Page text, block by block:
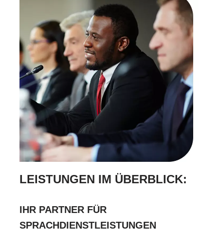
LEISTUNGEN IM ÜBERBLICK:
IHR PARTNER FÜR
SPRACHDIENSTLEISTUNGEN